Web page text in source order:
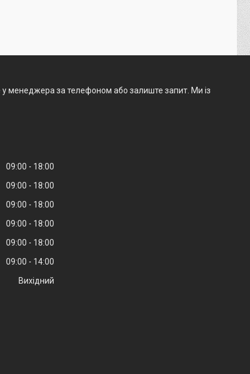
у менеджера за телефоном або залиште запит. Ми із
09:00
18:00
09:00
18:00
09:00
18:00
09:00
18:00
09:00
18:00
09:00
14:00
Вихідний